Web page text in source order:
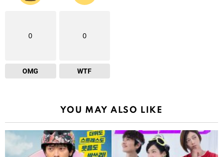
0
OMG
0
WTF
YOU MAY ALSO LIKE